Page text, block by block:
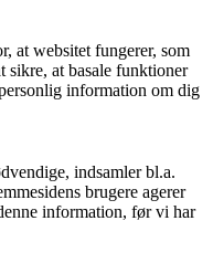
at websitet fungerer, som
sikre, at basale funktioner
information om dig
indsamler bl.a.
brugere agerer
information, før vi har